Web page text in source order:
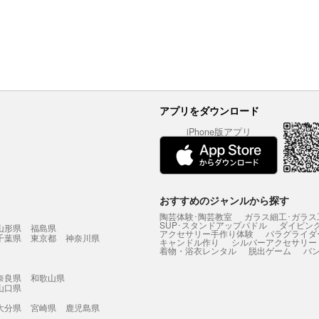
アプリをダウンロード
iPhone版アプリ
形県
福島県
葉県
東京都 神奈川県
良県
和歌山県
口県
分県
宮崎県 鹿児島県
おすすめのジャンルから探す
陶芸体験･陶芸教室 ガラス細工･ガラ
SUP･スタンドアップパドル ダイビン
アクセサリー手作り体験 パラグライダ
キャンドル作り シルバーアクセサリ
着物・浴衣レンタル 脱出ゲーム バ